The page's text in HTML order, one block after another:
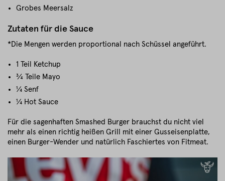
Grobes Meersalz
Zutaten für die Sauce
*Die Mengen werden proportional nach Schüssel angeführt.
1 Teil Ketchup
¾ Teile Mayo
¼ Senf
¼ Hot Sauce
Für die sagenhaften Smashed Burger brauchst du nicht viel
mehr als einen richtig heißen Grill mit einer Gusseisenplatte,
einen Burger-Wender und natürlich Faschiertes von Fitmeat.